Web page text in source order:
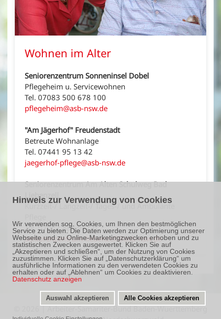
Hinweis zur Verwendung von Cookies
Wir verwenden sog. Cookies, um Ihnen den bestmöglichen
Service zu bieten. Die Daten werden zur Optimierung unserer
Webseite und zu Online-Marketingzwecken erhoben und zu
statistischen Zwecken ausgewertet. Klicken Sie auf
„Akzeptieren und schließen“, um der Nutzung von Cookies
zuzustimmen. Klicken Sie auf „Datenschutzerklärung“ um
ausführliche Informationen zu den verwendeten Cookies zu
erhalten oder auf „Ablehnen“ um Cookies zu deaktivieren.
Datenschutz anzeigen
Auswahl akzeptieren Alle Cookies akzeptieren
Wohnen im Alter
Seniorenzentrum Sonneninsel Dobel
Pflegeheim u. Servicewohnen
Tel. 07083 500 678 100
pflegeheim@asb-nsw.de
"Am Jägerhof" Freudenstadt
Betreute Wohnanlage
Tel. 07441 95 13 42
jaegerhof-pflege@asb-nsw.de
Seniorenzentrum Am Alten Schulweg Bad
Liebenzell
Kurzzeit-/ Langzeit-/ Tages-/ und Ambulante
Tel. 07052 884 981 0
seniorenzentrum-liebenzell@asb-nsw.de
| Arbeiter-Samariter-Bund Baden-Wuerttemberg